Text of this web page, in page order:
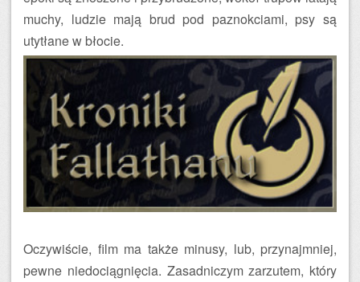
muchy, ludzie mają brud pod paznokciami, psy są
utytłane w błocie.
Oczywiście, film ma także minusy, lub, przynajmniej,
pewne niedociągnięcia. Zasadniczym zarzutem, który